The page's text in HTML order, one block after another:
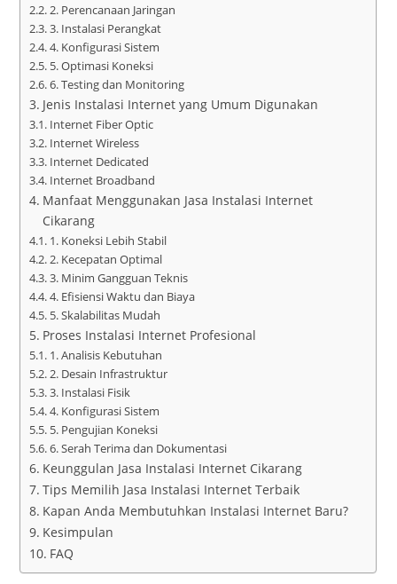
2. Perencanaan Jaringan
3. Instalasi Perangkat
4. Konfigurasi Sistem
5. Optimasi Koneksi
6. Testing dan Monitoring
Jenis Instalasi Internet yang Umum Digunakan
Internet Fiber Optic
Internet Wireless
Internet Dedicated
Internet Broadband
Manfaat Menggunakan Jasa Instalasi Internet
Cikarang
1. Koneksi Lebih Stabil
2. Kecepatan Optimal
3. Minim Gangguan Teknis
4. Efisiensi Waktu dan Biaya
5. Skalabilitas Mudah
Proses Instalasi Internet Profesional
1. Analisis Kebutuhan
2. Desain Infrastruktur
3. Instalasi Fisik
4. Konfigurasi Sistem
5. Pengujian Koneksi
6. Serah Terima dan Dokumentasi
Keunggulan Jasa Instalasi Internet Cikarang
Tips Memilih Jasa Instalasi Internet Terbaik
Kapan Anda Membutuhkan Instalasi Internet Baru?
Kesimpulan
FAQ